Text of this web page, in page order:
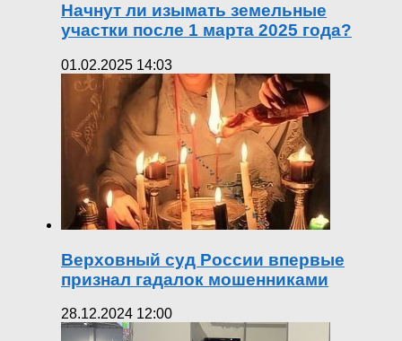
Начнут ли изымать земельные
участки после 1 марта 2025 года?
01.02.2025 14:03
Верховный суд России впервые
признал гадалок мошенниками
28.12.2024 12:00